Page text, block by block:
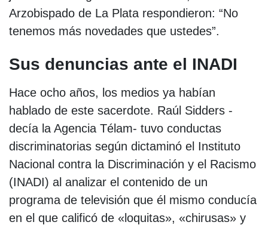
Arzobispado de La Plata respondieron: “No
tenemos más novedades que ustedes”.
Sus denuncias ante el INADI
Hace ocho años, los medios ya habían
hablado de este sacerdote. Raúl Sidders -
decía la Agencia Télam- tuvo conductas
discriminatorias según dictaminó el Instituto
Nacional contra la Discriminación y el Racismo
(INADI) al analizar el contenido de un
programa de televisión que él mismo conducía
en el que calificó de «loquitas», «chirusas» y